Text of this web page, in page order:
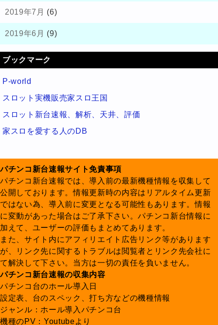
2019年7月 (6)
2019年6月 (9)
ブックマーク
P-world
スロット実機販売家スロ王国
スロット新台速報、解析、天井、評価
家スロを愛する人のDB
パチンコ新台速報サイト免責事項
パチンコ新台速報では、導入前の最新機種情報を収集して
公開しております。情報更新時の内容はリアルタイム更新
ではない為、導入前に変更となる可能性もあります。情報
に変動があった場合はご了承下さい。パチンコ新台情報に
加えて、ユーザーの評価もまとめてあります。
また、サイト内にアフィリエイト広告リンク等があります
が、リンク先に関するトラブルは閲覧者とリンク先会社に
て解決して下さい。当方は一切の責任を負いません。
パチンコ新台速報の収集内容
パチンコ台のホール導入日
設定表、台のスペック、打ち方などの機種情報
ジャンル：ホール導入パチンコ台
機種のPV：Youtubeより